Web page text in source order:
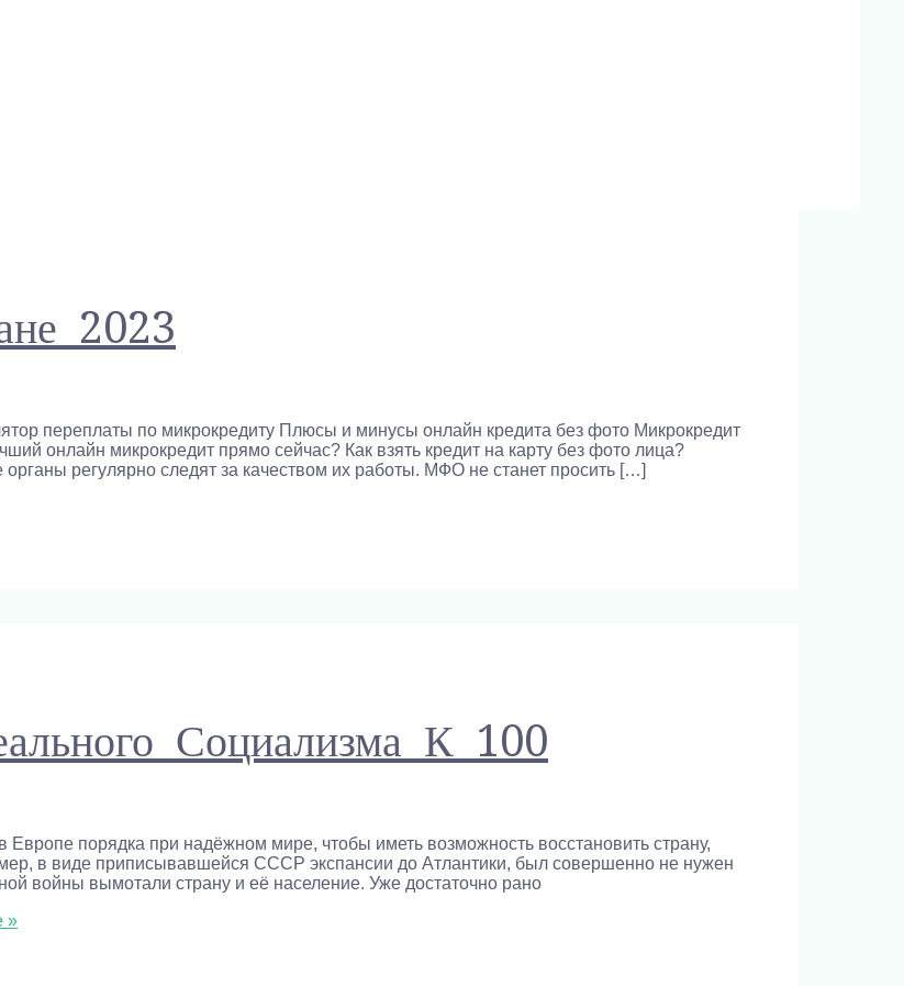
2023
переплаты по микрокредиту Плюсы и минусы онлайн кредита без фото Микрокредит
онлайн микрокредит прямо сейчас? Как взять кредит на карту без фото лица?
регулярно следят за качеством их работы. МФО не станет просить […]
Социализма К 100
порядка при надёжном мире, чтобы иметь возможность восстановить страну,
в виде приписывавшейся СССР экспансии до Атлантики, был совершенно не нужен
войны вымотали страну и её население. Уже достаточно рано
»